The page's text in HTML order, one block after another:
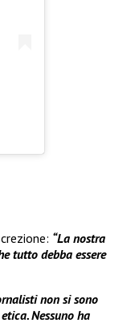
“La nostra
tutto debba essere
non si sono
Nessuno ha